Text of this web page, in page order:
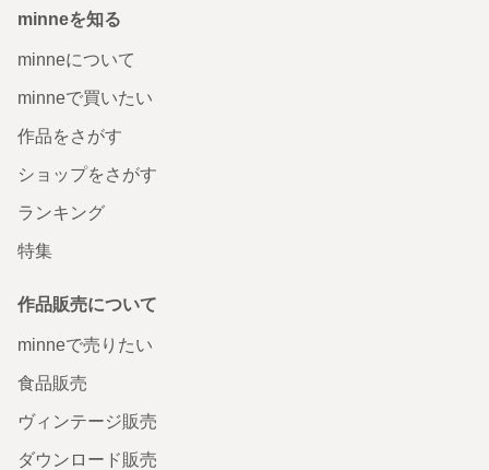
minneを知る
minneについて
minneで買いたい
作品をさがす
ショップをさがす
ランキング
特集
作品販売について
minneで売りたい
食品販売
ヴィンテージ販売
ダウンロード販売